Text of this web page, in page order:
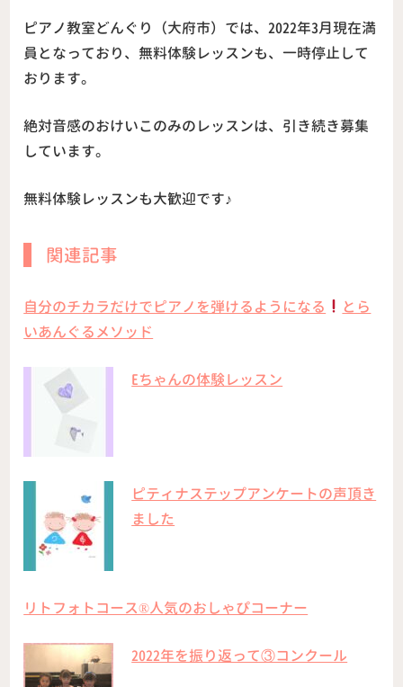
ピアノ教室どんぐり（大府市）では、2022年3月現在満
員となっており、無料体験レッスンも、一時停止して
おります。
絶対音感のおけいこのみのレッスンは、引き続き募集
しています。
無料体験レッスンも大歓迎です♪
関連記事
自分のチカラだけでピアノを弾けるようになる
とら
いあんぐるメソッド
Eちゃんの体験レッスン
ピティナステップアンケートの声頂き
ました
リトフォトコース®︎人気のおしゃぴコーナー
2022年を振り返って③コンクール